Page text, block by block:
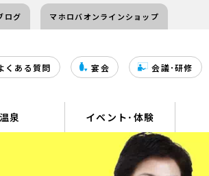
ログ マホロバオンラインショップ
くある質問 宴会 会議･研修
温泉 イベント･体験